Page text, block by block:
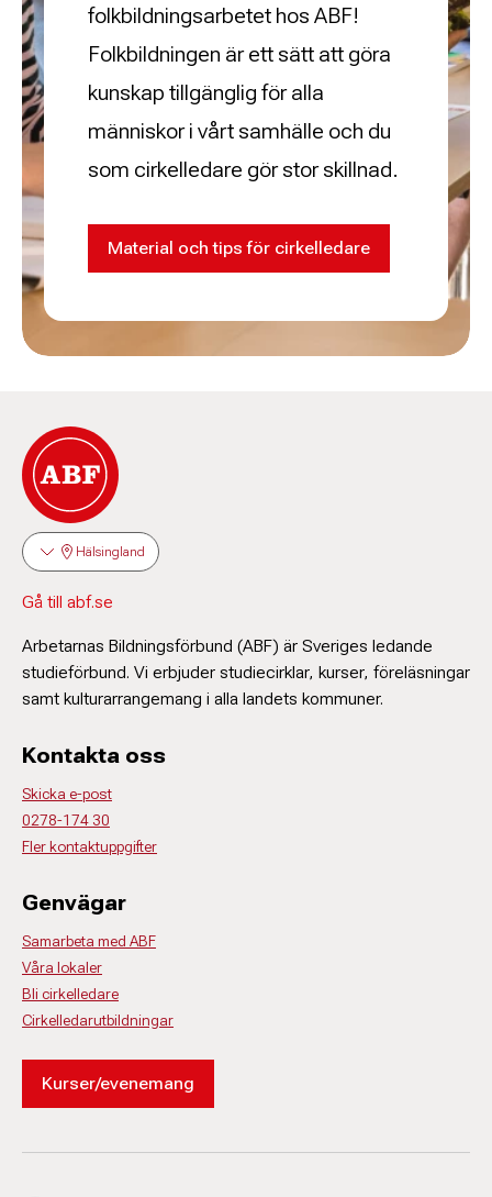
folkbildningsarbetet hos ABF!
Folkbildningen är ett sätt att göra
kunskap tillgänglig för alla
människor i vårt samhälle och du
som cirkelledare gör stor skillnad.
Material och tips för cirkelledare
Hälsingland
Gå till abf.se
Arbetarnas Bildningsförbund (ABF) är Sveriges ledande
studieförbund. Vi erbjuder studiecirklar, kurser, föreläsningar
samt kulturarrangemang i alla landets kommuner.
Kontakta oss
Skicka e-post
0278-174 30
Fler kontaktuppgifter
Genvägar
Samarbeta med ABF
Våra lokaler
Bli cirkelledare
Cirkelledarutbildningar
Kurser/evenemang